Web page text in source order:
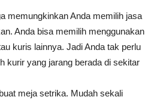
memungkinkan Anda memilih jasa
Anda bisa memilih menggunakan
kuris lainnya. Jadi Anda tak perlu
kurir yang jarang berada di sekitar
meja setrika. Mudah sekali